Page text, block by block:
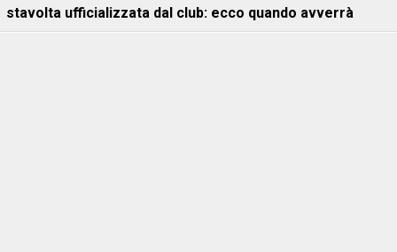
stavolta ufficializzata dal club: ecco quando avverrà